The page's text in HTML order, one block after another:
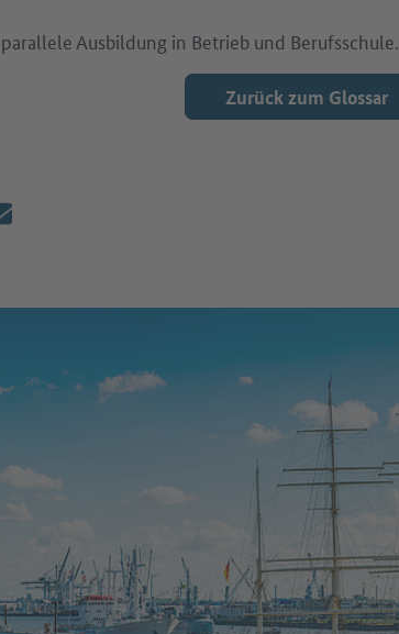
Ausbildung in Betrieb und Berufsschule.
Zurück zum Glossar
Twitter)
WhatsApp